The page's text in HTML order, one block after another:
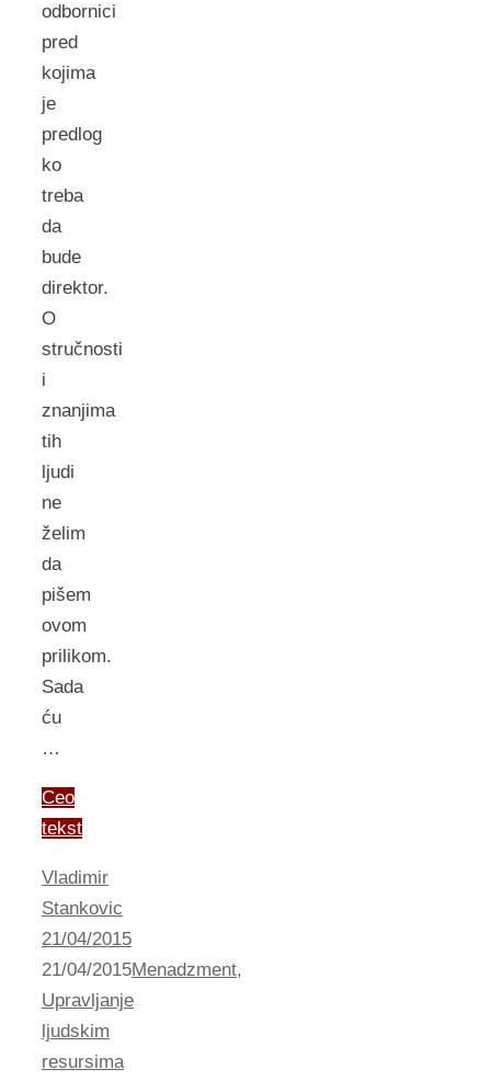
odbornici
pred
kojima
je
predlog
ko
treba
da
bude
direktor.
O
stručnosti
i
znanjima
tih
ljudi
ne
želim
da
pišem
ovom
prilikom.
Sada
ću
…
Ceo
tekst
Vladimir
Stankovic
21/04/2015
21/04/2015Menadzment,
Upravljanje
ljudskim
resursima